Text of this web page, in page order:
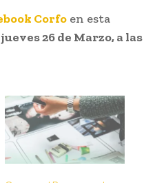
Corfo en esta
jueves26 de Marzo, a las